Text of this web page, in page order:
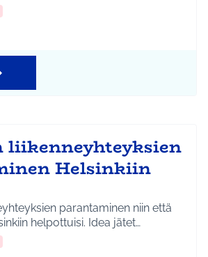
mukaan: Koko Tuusula
liikenneyhteyksien
Helsinkiin
parantaminen niin että
kulkeminen Helsinkiin helpottuisi. Idea jätet…